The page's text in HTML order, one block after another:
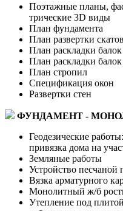
Поэтажные планы,
трические 3D виды
План фундамента
План развертки
План раскладки
План раскладки
План стропил
Спецификация окон
Развертки стен
ФУНДАМЕНТ -
Геодезические
привязка дома на
Земляные работы
Устройство
Вязка арматурного
Монолитный ж/б
Утепление под